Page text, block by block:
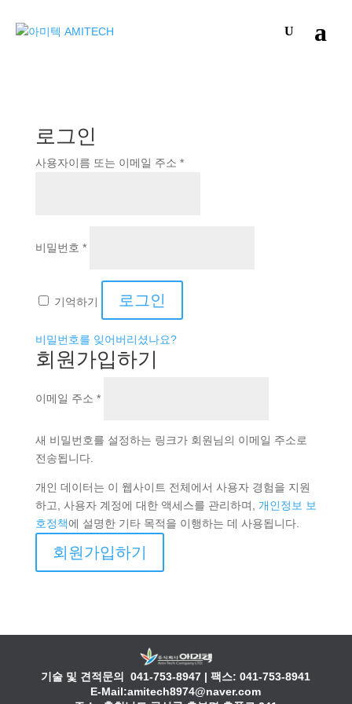
로그인
사용자이름 또는 이메일 주소 *필
비밀번호 *
기억하기
로그인
비밀번호를 잊어버리셨나요?
회원가입하기
이메일 주소 *
목
새 비밀번호를 설정하는 링크가 회원님의 이메일 주소로
전송됩니다.
개인 데이터는 이 웹사이트 전체에서 사용자 경험을 지원
하고, 사용자 계정에 대한 액세스를 관리하며, 개인정보 보
호정책에 설명한 기타 목적을 이행하는 데 사용됩니다.
회원가입하기
기술 및 견적문의041-753-8947 | 팩스: 041-753-8941
E-Mail:amitech8974@naver.com